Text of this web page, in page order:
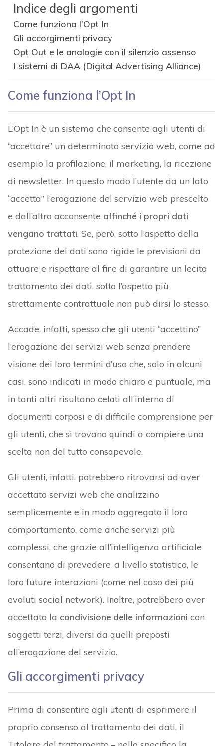
Indice degli argomenti
Come funziona l’Opt In
Gli accorgimenti privacy
Opt Out e le analogie con il silenzio assenso
I sistemi di DAA (Digital Advertising Alliance)
Come funziona l’Opt In
L’Opt In è un sistema che consente agli utenti di
“accettare” un determinato servizio web, come ad
esempio la profilazione, il marketing, la ricezione
di newsletter. In questo modo l’utente da un lato
“accetta” l’erogazione del servizio web prescelto
e dall’altro acconsente affinché i propri dati
vengano trattati. Se, però, sotto l’aspetto della
protezione dei dati sono rigide le previsioni da
attuare e rispettare al fine di garantire un lecito
trattamento dei dati, sotto l’aspetto più
strettamente contrattuale non può dirsi lo stesso.
Accade, infatti, spesso che gli utenti “accettino”
l’erogazione dei servizi web senza prendere
visione dei loro termini d’uso che, solo in alcuni
casi, sono indicati in modo chiaro e puntuale, ma
in tanti altri risultano celati all’interno di
documenti corposi e di difficile comprensione per
gli utenti, che si trovano quindi a compiere una
scelta non del tutto consapevole.
Gli utenti, infatti, potrebbero ritrovarsi ad aver
accettato servizi web che analizzino
semplicemente e in modo aggregato il loro
comportamento, come anche servizi più
complessi, che grazie all’intelligenza artificiale
consentano di prevedere, a livello statistico, le
loro future interazioni (come nel caso dei più
evoluti social network). Inoltre, potrebbero aver
accettato la condivisione delle informazioni con
soggetti terzi, diversi da quelli preposti
all’erogazione del servizio.
Gli accorgimenti privacy
Prima di consentire agli utenti di esprimere il
proprio consenso al trattamento dei dati, il